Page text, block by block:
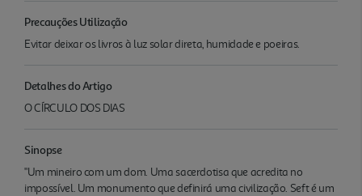
Precauções Utilização
Evitar deixar os livros à luz solar direta, humidade e poeiras.
Detalhes do Artigo
O CÍRCULO DOS DIAS
Sinopse
"Um mineiro com um dom. Uma sacerdotisa que acredita no
impossível. Um monumento que de­finirá uma civilização. Seft é um